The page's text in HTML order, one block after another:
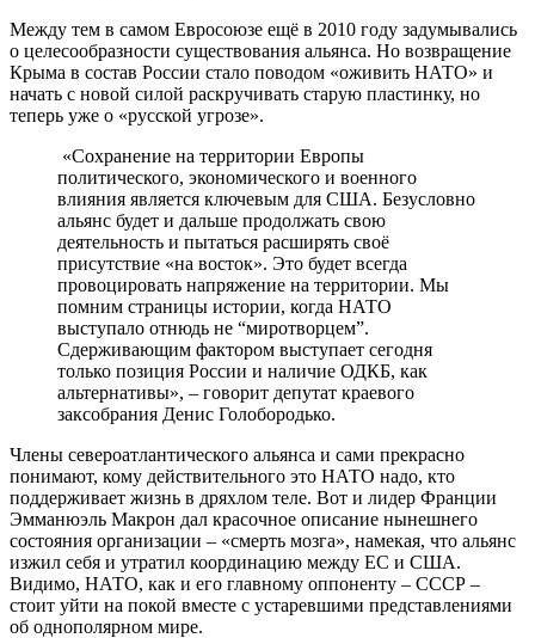
Между тем в самом Евросоюзе ещё в 2010 году задумывались
о целесообразности существования альянса. Но возвращение
Крыма в состав России стало поводом «оживить НАТО» и
начать с новой силой раскручивать старую пластинку, но
теперь уже о «русской угрозе».
«Сохранение на территории Европы
политического, экономического и военного
влияния является ключевым для США. Безусловно
альянс будет и дальше продолжать свою
деятельность и пытаться расширять своё
присутствие «на восток». Это будет всегда
провоцировать напряжение на территории. Мы
помним страницы истории, когда НАТО
выступало отнюдь не “миротворцем”.
Сдерживающим фактором выступает сегодня
только позиция России и наличие ОДКБ, как
альтернативы», – говорит депутат краевого
заксобрания Денис Голобородько.
Члены североатлантического альянса и сами прекрасно
понимают, кому действительного это НАТО надо, кто
поддерживает жизнь в дряхлом теле. Вот и лидер Франции
Эмманюэль Макрон дал красочное описание нынешнего
состояния организации – «смерть мозга», намекая, что альянс
изжил себя и утратил координацию между ЕС и США.
Видимо, НАТО, как и его главному оппоненту – СССР –
стоит уйти на покой вместе с устаревшими представлениями
об однополярном мире.